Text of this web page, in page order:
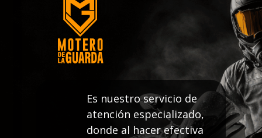
Es nuestro servicio de
atención especializado,
donde al hacer efectiva